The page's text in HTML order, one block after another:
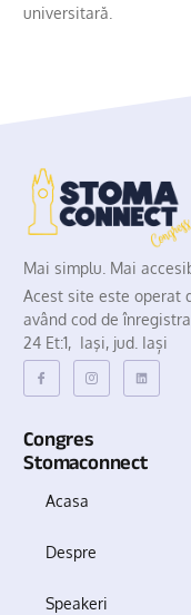
universitară.
Mai simplu. Mai
Acest site este operat
având cod de
24 Et:1, Iaşi, jud. Iași
Congres
Stomaconnect
Acasa
Despre
Speakeri